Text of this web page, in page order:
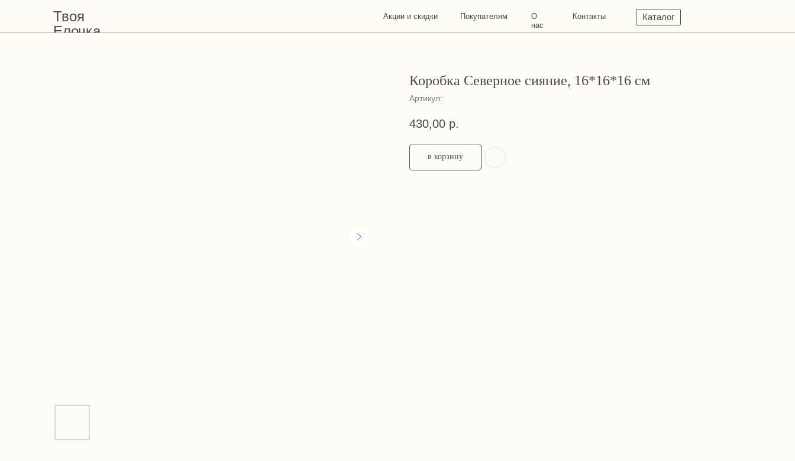
Акции и скидки Покупателям О
нас
Контакты Каталог
Твоя
Елочка
Коробка Северное сияние, 16*16*16 см
Артикул:
430,00 р.
в корзину